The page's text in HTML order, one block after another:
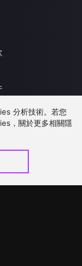
分析技術。若您
，關於更多相關隱